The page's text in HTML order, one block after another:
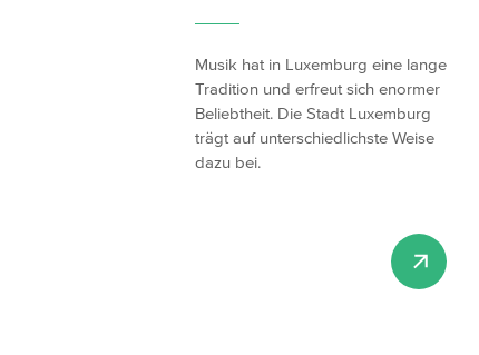
Musik hat in Luxemburg eine lange
Tradition und erfreut sich enormer
Beliebtheit. Die Stadt Luxemburg
trägt auf unterschiedlichste Weise
dazu bei.